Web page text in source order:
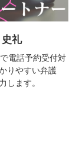
礼
電話予約受付対
りやすい弁護
します。